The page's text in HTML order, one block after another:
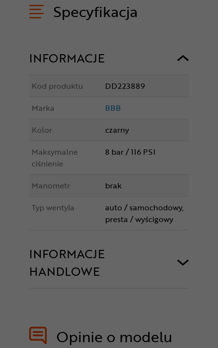
Specyfikacja
INFORMACJE
Kod produktu
DD223889
Marka
BBB
Kolor
czarny
Maksymalne
ciśnienie
8 bar / 116 PSI
Manometr
brak
Typ wentyla
auto / samochodowy,
presta / wyścigowy
INFORMACJE
HANDLOWE
Opinie o modelu